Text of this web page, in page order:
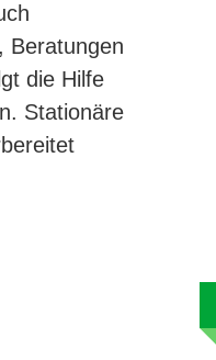
Beratungen
die Hilfe
Stationäre